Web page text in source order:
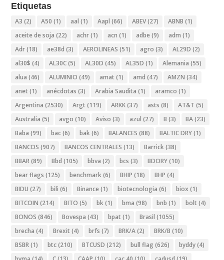
Etiquetas
A3 (2) A50 (1) aal (1) Aapl (66) ABEV(27) ABNB (1)
aceite de soja (22) achr(1) acn (1) adbe (9) adm (1)
Adr(18) ae38d (3) AEROLINEAS (51) agro (3) AL29D (2)
al30$ (4) AL30C(5) AL30D (45) AL35D (1) Alemania (55)
alua (46) ALUMINIO (49) amat (1) amd (47) AMZN (34)
anet (1) anécdotas (3) Arabia Saudita (1) aramco (1)
Argentina (2530) Argt (119) ARKK(37) asts (8) AT&T (5)
Australia (5) avgo (10) Aviso (3) azul (27) B (3) BA(23)
Baba (99) bac(6) bak(6) BALANCES (88) BALTIC DRY(1)
BANCOS (907) BANCOS CENTRALES (13) Barrick(38)
BBAR(89) Bbd (105) bbva (2) bcs (3) BDORY(10)
bear flags (125) benchmark(6) BHIP (18) BHP (4)
BIDU (27) bili (6) Binance (1) biotecnologia (6) biox (1)
BITCOIN (214) BITO (5) bk(1) bma (98) bnb (1) bolt (4)
BONOS (846) Bovespa (43) bpat (1) Brasil (1055)
brecha (4) Brexit (4) brfs (7) BRK/A(2) BRK/B (10)
BSBR(1) btc(210) BTCUSD (212) bull flag (626) byddy(4)